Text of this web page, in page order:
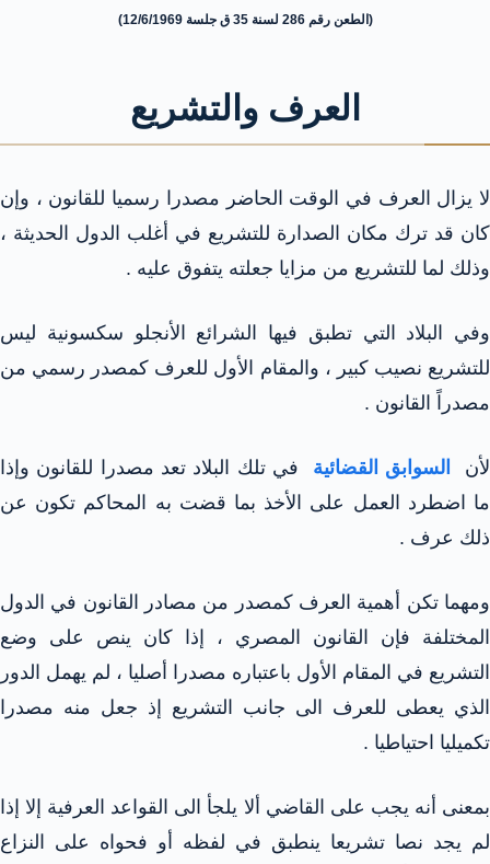
(الطعن رقم 286 لسنة 35 ق جلسة 12/6/1969)
العرف والتشريع
لا يزال العرف في الوقت الحاضر مصدرا رسميا للقانون ، وإن
كان قد ترك مكان الصدارة للتشريع في أغلب الدول الحديثة ،
وذلك لما للتشريع من مزايا جعلته يتفوق عليه .
وفي البلاد التي تطبق فيها الشرائع الأنجلو سكسونية ليس
للتشريع نصيب كبير ، والمقام الأول للعرف كمصدر رسمي من
مصدراً القانون .
لأن السوابق القضائية
في تلك البلاد تعد مصدرا للقانون وإذا
ما اضطرد العمل على الأخذ بما قضت به المحاكم تكون عن
ذلك عرف .
ومهما تكن أهمية العرف كمصدر من مصادر القانون في الدول
المختلفة فإن القانون المصري ، إذا كان ينص على وضع
التشريع في المقام الأول باعتباره مصدرا أصليا ، لم يهمل الدور
الذي يعطى للعرف الى جانب التشريع إذ جعل منه مصدرا
تكميليا احتياطيا .
بمعنى أنه يجب على القاضي ألا يلجأ الى القواعد العرفية إلا إذا
لم يجد نصا تشريعا ينطبق في لفظه أو فحواه على النزاع